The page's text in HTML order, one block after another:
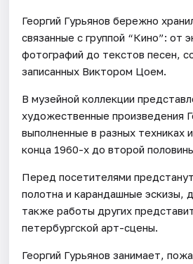
Георгий Гурьянов бережно
связанные с группой “Кино”: от
фотографий до текстов песен,
записанных Виктором Цоем.
В музейной коллекции
художественные произведения
выполненные в разных техниках
конца 1960-х до второй
Перед посетителями
полотна и карандашные эскизы,
также работы других
петербургской арт-сцены.
Георгий Гурьянов занимает,